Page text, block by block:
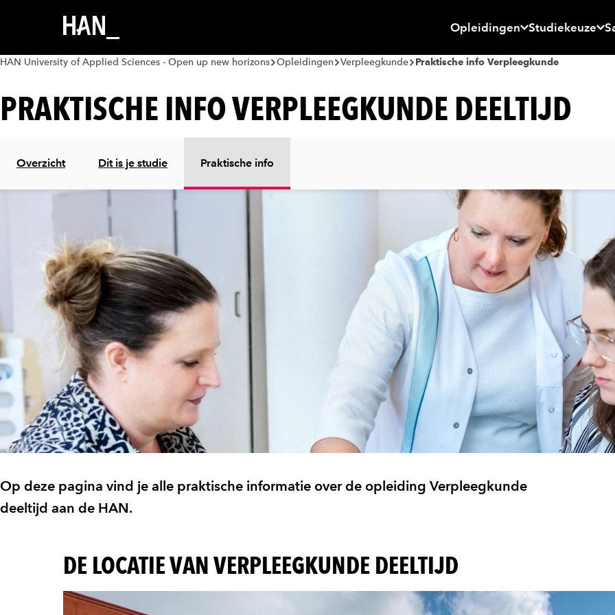
Opleidingen Studiekeuze
HAN University of Applied Sciences - Open up new horizons Opleidingen Verpleegkunde Praktische info Verpleegkunde
PRAKTISCHE INFO VERPLEEGKUNDE DEELTIJD
Overzicht Dit is je studie Praktische info
Op deze pagina vind je alle praktische informatie over de opleiding Verpleegkunde
deeltijd aan de HAN.
DE LOCATIE VAN VERPLEEGKUNDE DEELTIJD